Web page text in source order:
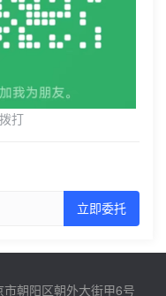
打
立即委托
朝阳区朝外大街甲6号